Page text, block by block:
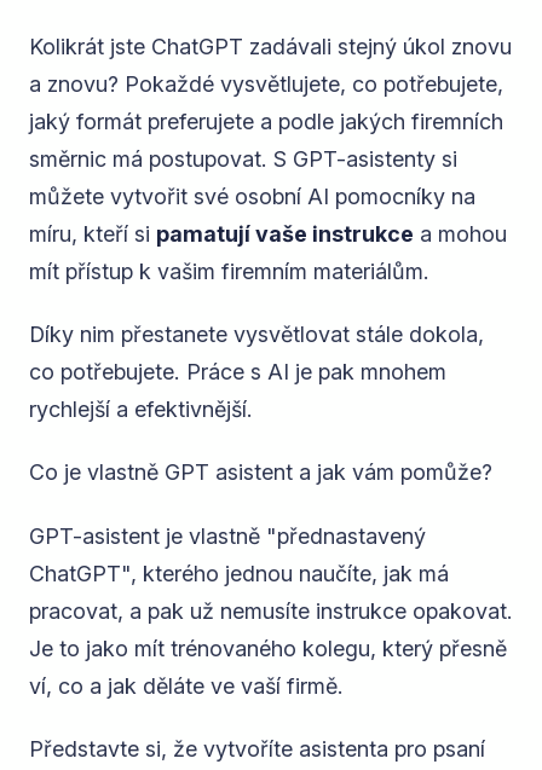
Kolikrát jste ChatGPT zadávali stejný úkol znovu
a znovu? Pokaždé vysvětlujete, co potřebujete,
jaký formát preferujete a podle jakých firemních
směrnic má postupovat. S GPT-asistenty si
můžete vytvořit své osobní AI pomocníky na
míru, kteří si pamatují vaše instrukce a mohou
mít přístup k vašim firemním materiálům.
Díky nim přestanete vysvětlovat stále dokola,
co potřebujete. Práce s AI je pak mnohem
rychlejší a efektivnější.
Co je vlastně GPT asistent a jak vám pomůže?
GPT-asistent je vlastně "přednastavený
ChatGPT", kterého jednou naučíte, jak má
pracovat, a pak už nemusíte instrukce opakovat.
Je to jako mít trénovaného kolegu, který přesně
ví, co a jak děláte ve vaší firmě.
Představte si, že vytvoříte asistenta pro psaní